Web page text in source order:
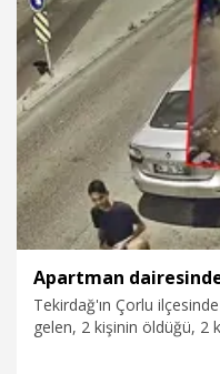
30.07.2026 Politika
Tekirdağ'ın Çorlu
gelen, 2 kişinin öldüğü, 2